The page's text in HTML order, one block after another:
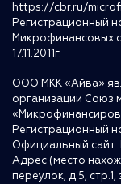
https://cbr.ru/
Регистрационный
Микрофинансовых
17.11.2011г.
ООО МКК «Айва»
организации Союз
Регистрационный
Официальный сайт:
Адрес (место
переулок, д.5, стр.1,